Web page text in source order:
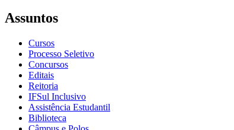
Assuntos
Cursos
Processo Seletivo
Concursos
Editais
Reitoria
IFSul Inclusivo
Assistência Estudantil
Biblioteca